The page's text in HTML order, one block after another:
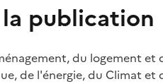
publication
du logement
de l'énergie, du Climat et